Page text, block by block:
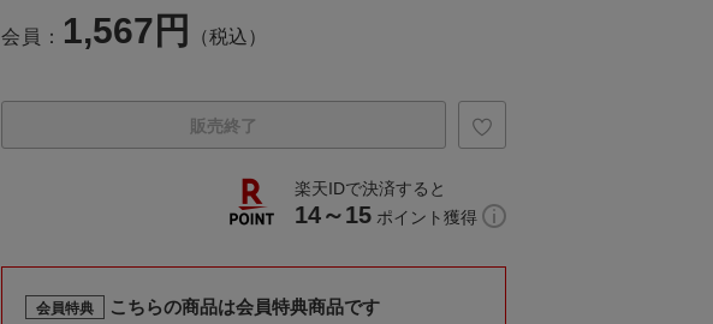
会員： 1,567円 （税込）
販売終了
楽天IDで決済すると
14～15 ポイント獲得
会員特典 こちらの商品は会員特典商品です